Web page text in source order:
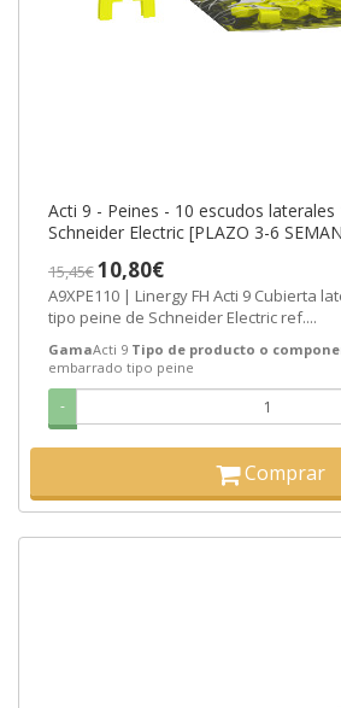
Acti 9 - Peines - 10 escudos laterales
Schneider Electric [PLAZO 3-6
15,45€10,80€
A9XPE110 | Linergy FH Acti 9 Cubierta lateral de embarrado
tipo peine de Schneider Electric ref....
GamaActi 9 Tipo de producto o
embarrado tipo peine
-
Comprar